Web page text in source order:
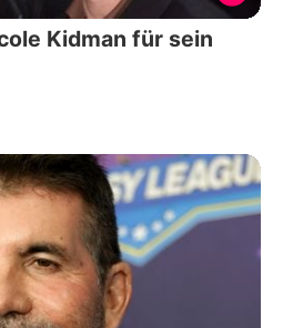
Kidman für sein